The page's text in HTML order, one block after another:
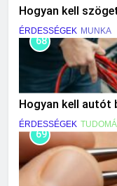
Hogyan kell
ÉRDESSÉGEK MUNKA
68
Hogyan kell autót
ÉRDESSÉGEK
69